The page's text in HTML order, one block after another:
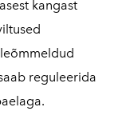
kangast
reguleerida